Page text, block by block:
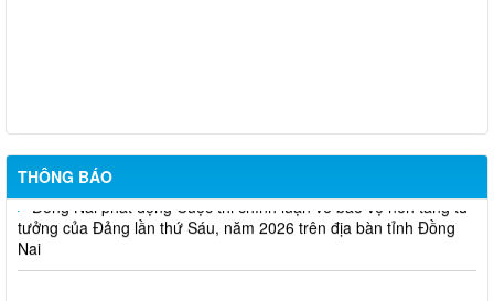
THÔNG BÁO
Đồng Nai phát động Cuộc thi chính luận về bảo vệ nền tảng tư
tưởng của Đảng lần thứ Sáu, năm 2026 trên địa bàn tỉnh Đồng
Nai